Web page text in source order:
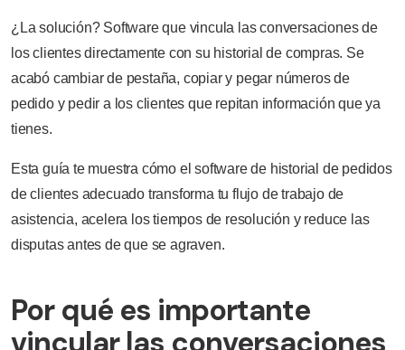
¿La solución? Software que vincula las conversaciones de
los clientes directamente con su historial de compras. Se
acabó cambiar de pestaña, copiar y pegar números de
pedido y pedir a los clientes que repitan información que ya
tienes.
Esta guía te muestra cómo el software de historial de pedidos
de clientes adecuado transforma tu flujo de trabajo de
asistencia, acelera los tiempos de resolución y reduce las
disputas antes de que se agraven.
Por qué es importante
vincular las conversaciones